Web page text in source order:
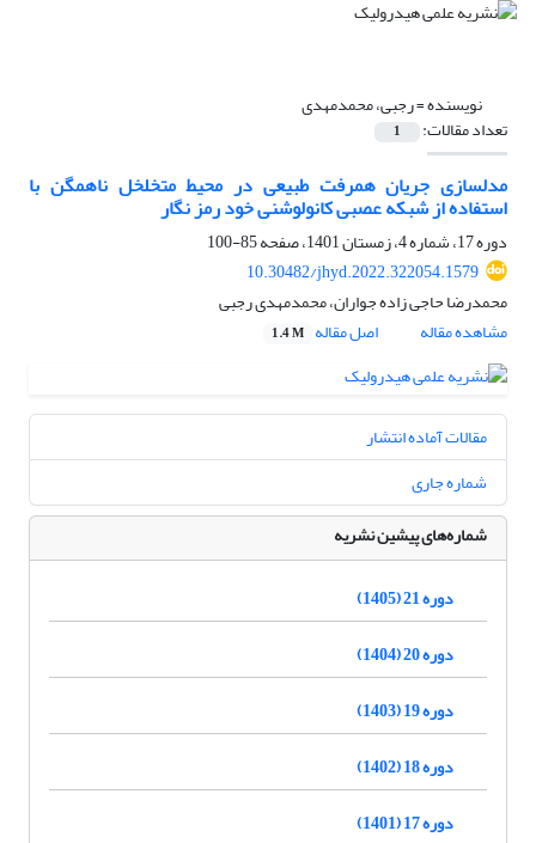
نویسنده =رجبی، محمدمهدی
تعداد مقالات: 1
مدلسازی جریان همرفت طبیعی در محیط متخلخل ناهمگن با
استفاده از شبکه عصبی کانولوشنی خود رمز نگار
دوره 17، شماره 4، زمستان 1401، صفحه
85-100
10.30482/jhyd.2022.322054.1579
محمدرضا حاجی زاده جواران، محمدمهدی رجبی
مشاهده مقاله
اصل مقاله 1.4 M
مقالات آماده انتشار
شماره جاری
شماره‌های پیشین نشریه
دوره 21 (1405)
دوره 20 (1404)
دوره 19 (1403)
دوره 18 (1402)
دوره 17 (1401)